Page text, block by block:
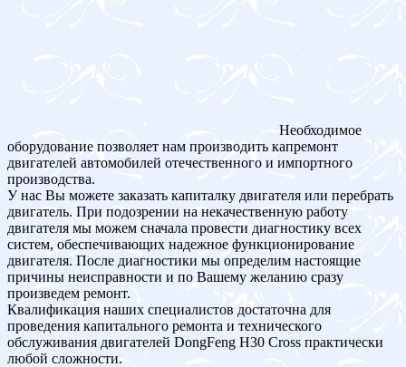
Необходимое
оборудование позволяет нам производить капремонт
двигателей автомобилей отечественного и импортного
производства.
У нас Вы можете заказать капиталку двигателя или перебрать
двигатель. При подозрении на некачественную работу
двигателя мы можем сначала провести диагностику всех
систем, обеспечивающих надежное функционирование
двигателя. После диагностики мы определим настоящие
причины неисправности и по Вашему желанию сразу
произведем ремонт.
Квалификация наших специалистов достаточна для
проведения капитального ремонта и технического
обслуживания двигателей DongFeng H30 Cross практически
любой сложности.